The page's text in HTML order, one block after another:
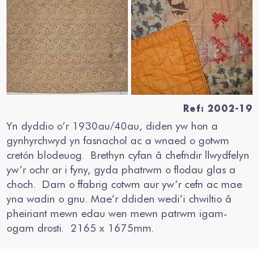
Ref: 2002-19
Yn dyddio o’r 1930au/40au, diden yw hon a
gynhyrchwyd yn fasnachol ac a wnaed o gotwm
cretón blodeuog. Brethyn cyfan â chefndir llwydfelyn
yw’r ochr ar i fyny, gyda phatrwm o flodau glas a
choch. Darn o ffabrig cotwm aur yw’r cefn ac mae
yna wadin o gnu. Mae’r ddiden wedi’i chwiltio â
pheiriant mewn edau wen mewn patrwm igam-
ogam drosti. 2165 x 1675mm.